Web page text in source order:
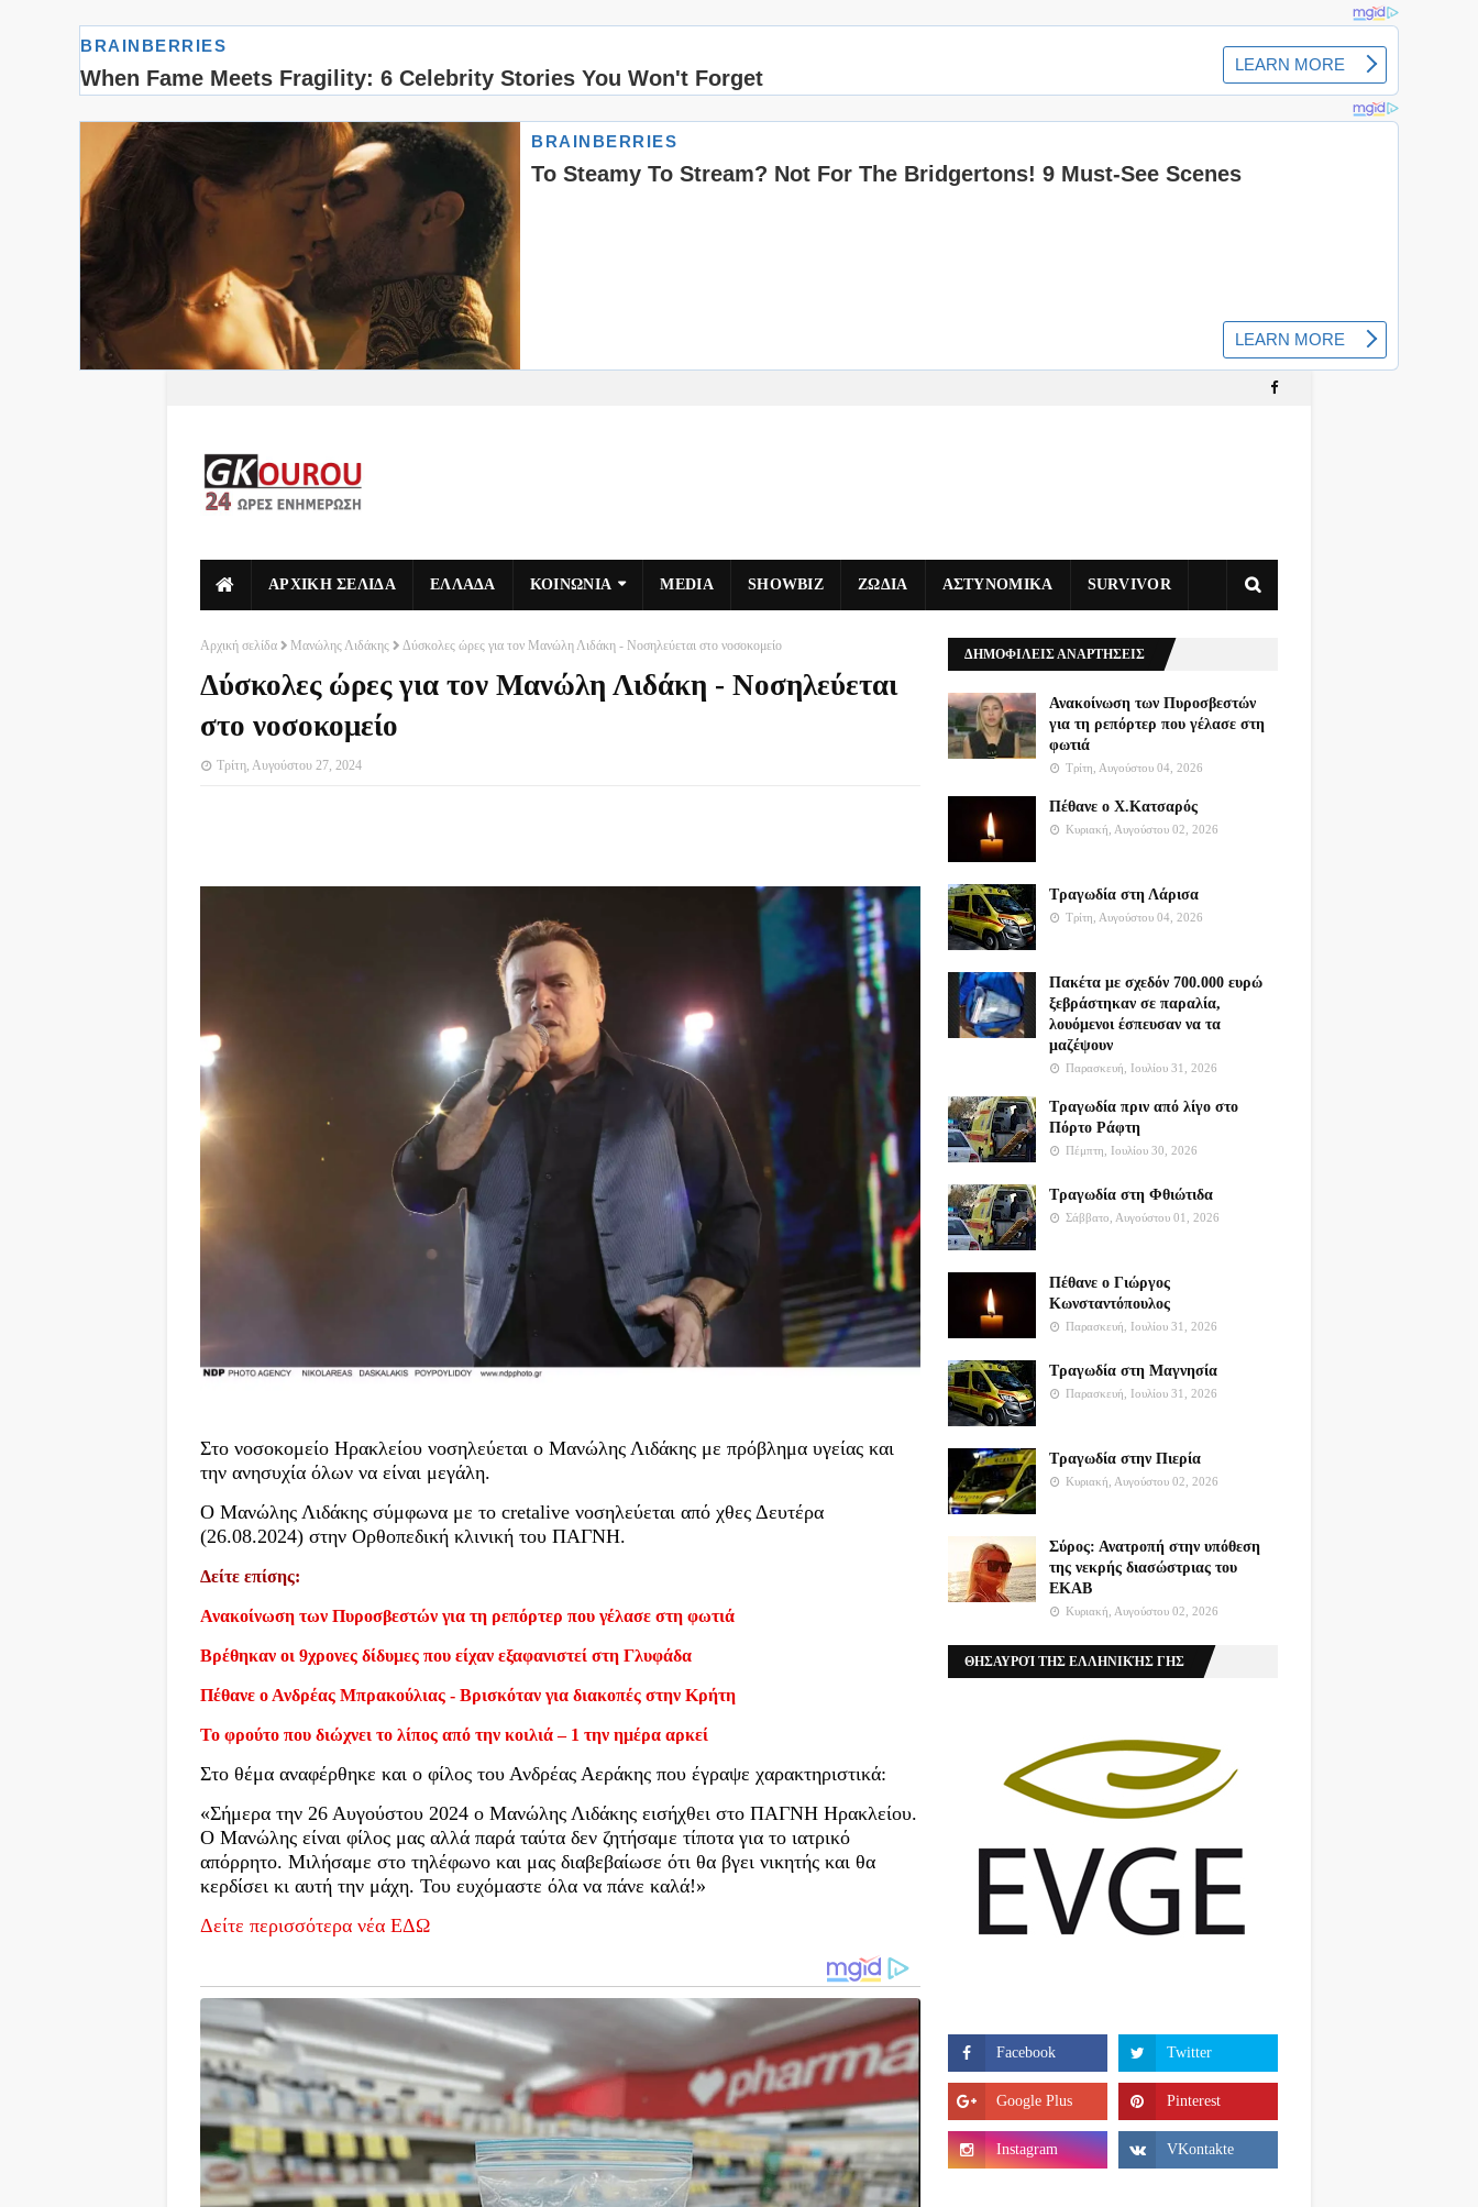
ΑΡΧΙΚΗ ΣΕΛΙΔΑ ΕΛΛΑΔΑ ΚΟΙΝΩΝΙΑ MEDIA SHOWBIZ ΖΩΔΙΑ ΑΣΤΥΝΟΜΙΚΑ SURVIVOR
Αρχική σελίδα Μανώλης Λιδάκης Δύσκολες ώρες για τον Μανώλη Λιδάκη - Νοσηλεύεται στο νοσοκομείο
Δύσκολες ώρες για τον Μανώλη Λιδάκη - Νοσηλεύεται
στο νοσοκομείο
Τρίτη, Αυγούστου 27, 2024
Στο νοσοκομείο Ηρακλείου νοσηλεύεται ο Μανώλης Λιδάκης με πρόβλημα υγείας και
την ανησυχία όλων να είναι μεγάλη.
Ο Μανώλης Λιδάκης σύμφωνα με το cretalive νοσηλεύεται από χθες Δευτέρα
(26.08.2024) στην Ορθοπεδική κλινική του ΠΑΓΝΗ.
Δείτε επίσης:
Ανακοίνωση των Πυροσβεστών για τη ρεπόρτερ που γέλασε στη φωτιά
Βρέθηκαν οι 9χρονες δίδυμες που είχαν εξαφανιστεί στη Γλυφάδα
Πέθανε ο Ανδρέας Μπρακούλιας - Βρισκόταν για διακοπές στην Κρήτη
Το φρούτο που διώχνει το λίπος από την κοιλιά – 1 την ημέρα αρκεί
Στο θέμα αναφέρθηκε και ο φίλος του Ανδρέας Αεράκης που έγραψε χαρακτηριστικά:
«Σήμερα την 26 Αυγούστου 2024 ο Μανώλης Λιδάκης εισήχθει στο ΠΑΓΝΗ Ηρακλείου.
Ο Μανώλης είναι φίλος μας αλλά παρά ταύτα δεν ζητήσαμε τίποτα για το ιατρικό
απόρρητο. Μιλήσαμε στο τηλέφωνο και μας διαβεβαίωσε ότι θα βγει νικητής και θα
κερδίσει κι αυτή την μάχη. Του ευχόμαστε όλα να πάνε καλά!»
Δείτε περισσότερα νέα ΕΔΩ
ΔΗΜΟΦΙΛΕΙΣ ΑΝΑΡΤΗΣΕΙΣ
Ανακοίνωση των Πυροσβεστών
για τη ρεπόρτερ που γέλασε στη
φωτιά
Τρίτη, Αυγούστου 04, 2026
Πέθανε ο Χ.Κατσαρός
Κυριακή, Αυγούστου 02, 2026
Τραγωδία στη Λάρισα
Τρίτη, Αυγούστου 04, 2026
Πακέτα με σχεδόν 700.000 ευρώ
ξεβράστηκαν σε παραλία,
λουόμενοι έσπευσαν να τα
μαζέψουν
Παρασκευή, Ιουλίου 31, 2026
Τραγωδία πριν από λίγο στο
Πόρτο Ράφτη
Πέμπτη, Ιουλίου 30, 2026
Τραγωδία στη Φθιώτιδα
Σάββατο, Αυγούστου 01, 2026
Πέθανε ο Γιώργος
Κωνσταντόπουλος
Παρασκευή, Ιουλίου 31, 2026
Τραγωδία στη Μαγνησία
Παρασκευή, Ιουλίου 31, 2026
Τραγωδία στην Πιερία
Κυριακή, Αυγούστου 02, 2026
Σύρος: Ανατροπή στην υπόθεση
της νεκρής διασώστριας του
ΕΚΑΒ
Κυριακή, Αυγούστου 02, 2026
ΘΗΣΑΥΡΟΊ ΤΗΣ ΕΛΛΗΝΙΚΉΣ ΓΗΣ